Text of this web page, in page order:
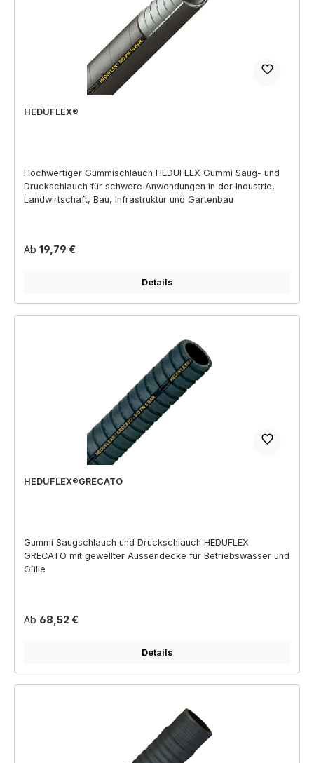
HEDUFLEX®
Hochwertiger Gummischlauch HEDUFLEX Gummi Saug- und
Druckschlauch für schwere Anwendungen in der Industrie,
Landwirtschaft, Bau, Infrastruktur und Gartenbau
Regulärer Preis:
Ab 19,79 €
Details
HEDUFLEX®GRECATO
Gummi Saugschlauch und Druckschlauch HEDUFLEX
GRECATO mit gewellter Aussendecke für Betriebswasser und
Gülle
Regulärer Preis:
Ab 68,52 €
Details